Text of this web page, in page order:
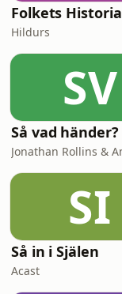
Folkets Historia
Hildurs
SV
Så vad händer?
SI
Så in i Själen
Acast